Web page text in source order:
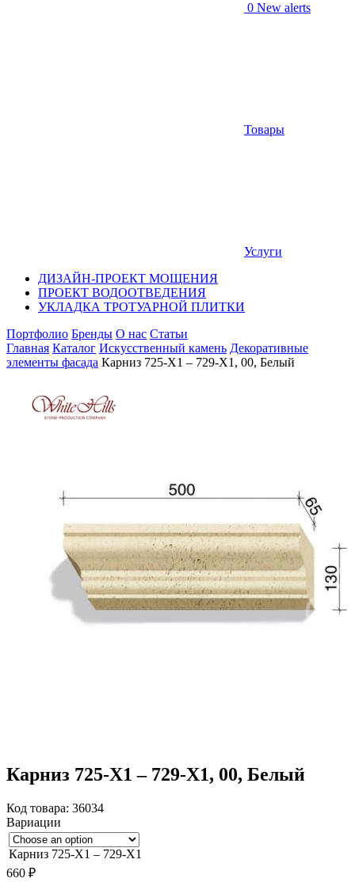
0 New alerts
Товары
Услуги
ДИЗАЙН-ПРОЕКТ МОЩЕНИЯ
ПРОЕКТ ВОДООТВЕДЕНИЯ
УКЛАДКА ТРОТУАРНОЙ ПЛИТКИ
Портфолио Бренды О нас Статьи
Главная Каталог Искусственный камень Декоративные
элементы фасада Карниз 725-X1 – 729-X1, 00, Белый
Карниз 725-X1 – 729-X1, 00, Белый
Код товара: 36034
Вариации
Карниз 725-X1 – 729-X1
660 ₽